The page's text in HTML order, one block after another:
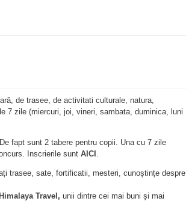
de trasee, de activitati culturale, natura,
7 zile (miercuri, joi, vineri, sambata, duminica, luni
fapt sunt 2 tabere pentru copii. Una cu 7 zile
Inscrierile sunt AICI .
trasee, sate, fortificatii, mesteri, cunoștințe despre
Himalaya Travel , unii dintre cei mai buni și mai